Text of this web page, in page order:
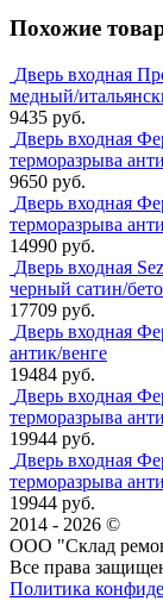
Похожие
Дверь входная
медный/
9435 руб.
Дверь входная
терморазрыва
9650 руб.
Дверь входная
терморазрыва
14990 руб.
Дверь входная
черный сатин/
17709 руб.
Дверь входная
антик/венге
19484 руб.
Дверь входная
терморазрыва
19944 руб.
Дверь входная
терморазрыва
19944 руб.
2014 - 2026 ©
ООО "Склад
Все права
Политика